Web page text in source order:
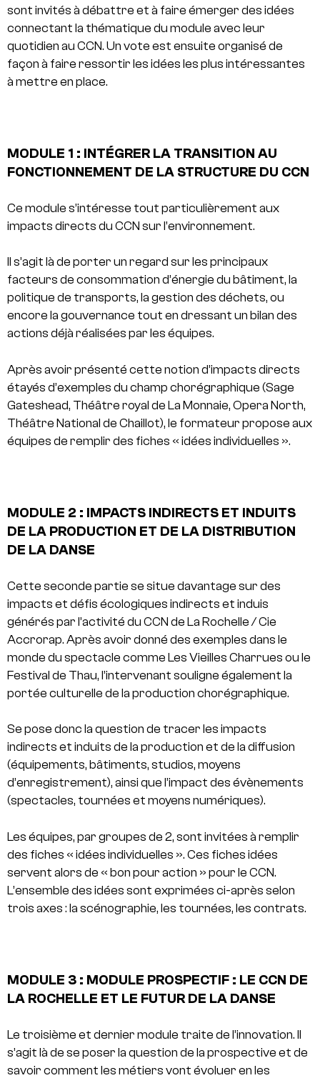
sont invités à débattre et à faire émerger des idées
connectant la thématique du module avec leur
quotidien au CCN. Un vote est ensuite organisé de
façon à faire ressortir les idées les plus intéressantes
à mettre en place.
MODULE 1 : INTÉGRER LA TRANSITION AU
FONCTIONNEMENT DE LA STRUCTURE DU CCN
Ce module s’intéresse tout particulièrement aux
impacts directs du CCN sur l’environnement.
Il s’agit là de porter un regard sur les principaux
facteurs de consommation d’énergie du bâtiment, la
politique de transports, la gestion des déchets, ou
encore la gouvernance tout en dressant un bilan des
actions déjà réalisées par les équipes.
Après avoir présenté cette notion d’impacts directs
étayés d’exemples du champ chorégraphique (Sage
Gateshead, Théâtre royal de La Monnaie, Opera North,
Théâtre National de Chaillot), le formateur propose aux
équipes de remplir des fiches « idées individuelles ».
MODULE 2 : IMPACTS INDIRECTS ET INDUITS
DE LA PRODUCTION ET DE LA DISTRIBUTION
DE LA DANSE
Cette seconde partie se situe davantage sur des
impacts et défis écologiques indirects et induis
générés par l’activité du CCN de La Rochelle / Cie
Accrorap. Après avoir donné des exemples dans le
monde du spectacle comme Les Vieilles Charrues ou le
Festival de Thau, l’intervenant souligne également la
portée culturelle de la production chorégraphique.
Se pose donc la question de tracer les impacts
indirects et induits de la production et de la diffusion
(équipements, bâtiments, studios, moyens
d’enregistrement), ainsi que l’impact des évènements
(spectacles, tournées et moyens numériques).
Les équipes, par groupes de 2, sont invitées à remplir
des fiches « idées individuelles ». Ces fiches idées
servent alors de « bon pour action » pour le CCN.
L’ensemble des idées sont exprimées ci-après selon
trois axes : la scénographie, les tournées, les contrats.
MODULE 3 : MODULE PROSPECTIF : LE CCN DE
LA ROCHELLE ET LE FUTUR DE LA DANSE
Le troisième et dernier module traite de l’innovation. Il
s’agit là de se poser la question de la prospective et de
savoir comment les métiers vont évoluer en les